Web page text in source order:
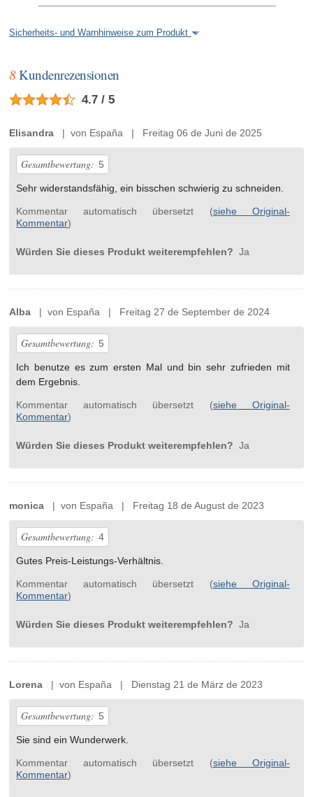
Sicherheits- und Warnhinweise zum Produkt
8Kundenrezensionen
4.7 / 5
Elisandra | von España | Freitag 06 de Juni de 2025
Gesamtbewertung: 5
Sehr widerstandsfähig, ein bisschen schwierig zu schneiden.
Kommentar automatisch übersetzt (siehe Original-
Kommentar)
Würden Sie dieses Produkt weiterempfehlen? Ja
Alba | von España | Freitag 27 de September de 2024
Gesamtbewertung: 5
Ich benutze es zum ersten Mal und bin sehr zufrieden mit
dem Ergebnis.
Kommentar automatisch übersetzt (siehe Original-
Kommentar)
Würden Sie dieses Produkt weiterempfehlen? Ja
monica | von España | Freitag 18 de August de 2023
Gesamtbewertung: 4
Gutes Preis-Leistungs-Verhältnis.
Kommentar automatisch übersetzt (siehe Original-
Kommentar)
Würden Sie dieses Produkt weiterempfehlen? Ja
Lorena | von España | Dienstag 21 de März de 2023
Gesamtbewertung: 5
Sie sind ein Wunderwerk.
Kommentar automatisch übersetzt (siehe Original-
Kommentar)